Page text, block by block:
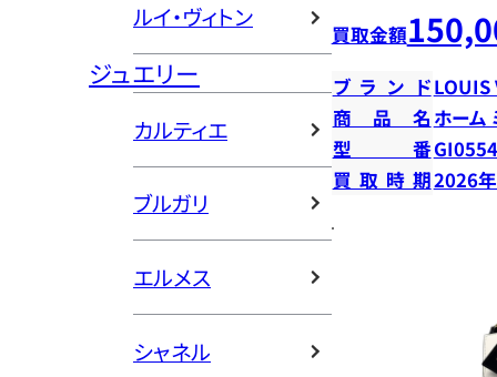
ルイ・ヴィトン
ジュエリー
カルティエ
ブルガリ
エルメス
シャネル
買取金額
ブランドLOUIS
商品名 ホーム
型番GI0554
買取時期2026